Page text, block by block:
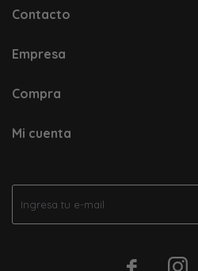
Contacto
Empresa
Compra
Mi cuenta